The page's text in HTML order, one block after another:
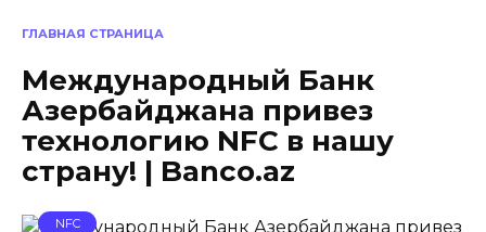
ГЛАВНАЯ СТРАНИЦА
Международный Банк
Азербайджана привез
технологию NFC в нашу
страну! | Banco.az
NFC